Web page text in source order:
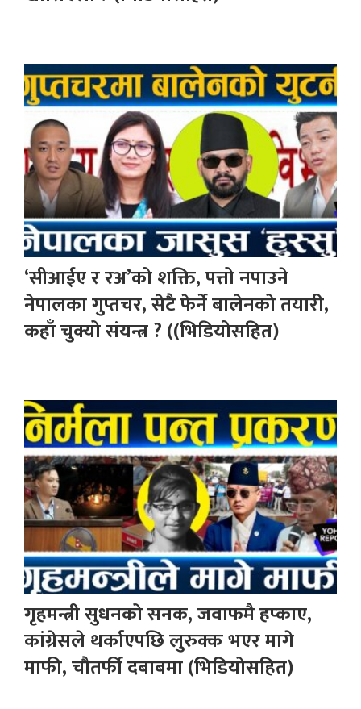
‘सीआईए र रअ’को शक्ति, पत्तो नपाउने
नेपालका गुप्तचर, सेटै फेर्ने बालेनको तयारी,
कहाँ चुक्यो संयन्त्र ? ((भिडियोसहित)
गृहमन्त्री सुधनको सनक, जवाफमै हप्काए,
कांग्रेसले थर्काएपछि लुरुक्क भएर मागे
माफी, चौतर्फी दबाबमा (भिडियोसहित)